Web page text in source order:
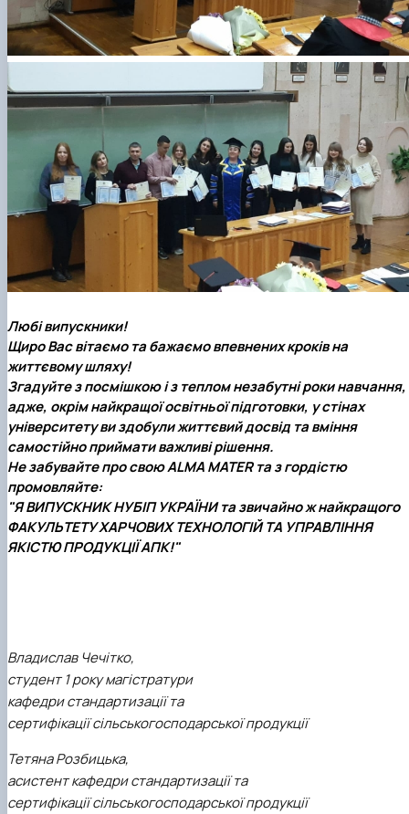
Любі випускники!
Щиро Вас вітаємо та бажаємо впевнених кроків на
життєвому шляху!
Згадуйте з посмішкою і з теплом незабутні роки навчання,
адже, окрім найкращої освітньої підготовки, у стінах
університету ви здобули життєвий досвід та вміння
самостійно приймати важливі рішення.
Не забувайте про свою ALMA MATER та з гордістю
промовляйте:
"Я ВИПУСКНИК НУБІП УКРАЇНИ та звичайно ж найкращого
ФАКУЛЬТЕТУ ХАРЧОВИХ ТЕХНОЛОГІЙ ТА УПРАВЛІННЯ
ЯКІСТЮ ПРОДУКЦІЇ АПК!"
Владислав Чечітко,
студент 1 року магістратури
кафедри стандартизації та
сертифікації сільськогосподарської продукції
Тетяна Розбицька,
асистент кафедри стандартизації та
сертифікації сільськогосподарської продукції